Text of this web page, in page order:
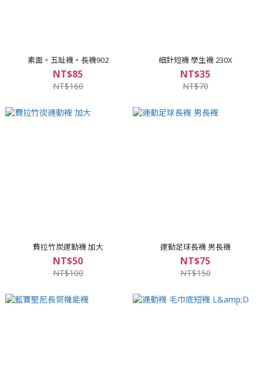
素面。五趾襪。長襪902
NT$85
NT$160
細針短襪 學生襪 230X
NT$35
NT$70
費拉竹炭運動襪 加大
NT$50
NT$100
運動足球長襪 男長襪
NT$75
NT$150